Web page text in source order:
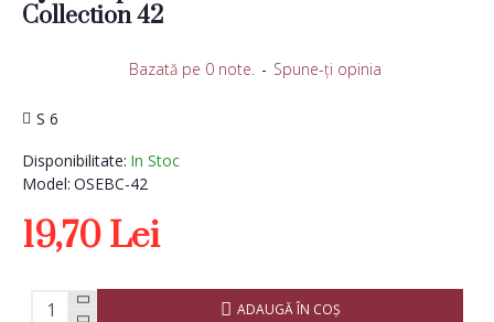
Collection 42
Disponibilitate: In Stoc
Model: OSEBC-42
S 6
Bazată pe 0 note. - Spune-ţi opinia
19,70 Lei
ADAUGĂ ÎN COŞ